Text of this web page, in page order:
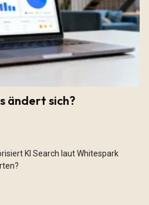
ändert sich?
KI Search laut Whitespark